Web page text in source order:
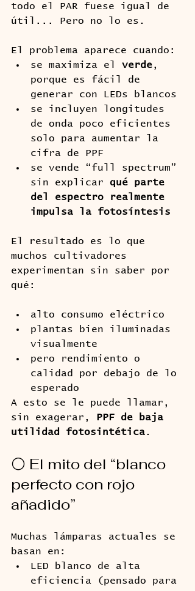
todo el PAR fuese igual de
útil... Pero no lo es.
El problema aparece cuando:
se maximiza el verde,
porque es fácil de
generar con LEDs blancos
se incluyen longitudes
de onda poco eficientes
solo para aumentar la
cifra de PPF
se vende “full spectrum”
sin explicar qué parte
del espectro realmente
impulsa la fotosíntesis
El resultado es lo que
muchos cultivadores
experimentan sin saber por
qué:
alto consumo eléctrico
plantas bien iluminadas
visualmente
pero rendimiento o
calidad por debajo de lo
esperado
A esto se le puede llamar,
sin exagerar,
PPF de baja
utilidad fotosintética.
⚪ El mito del “blanco
perfecto con rojo
añadido”
Muchas lámparas actuales se
basan en:
LED blanco de alta
eficiencia (pensado para